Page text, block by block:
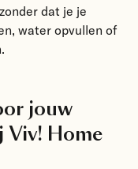
dat je je
water opvullen of
jouw
Home